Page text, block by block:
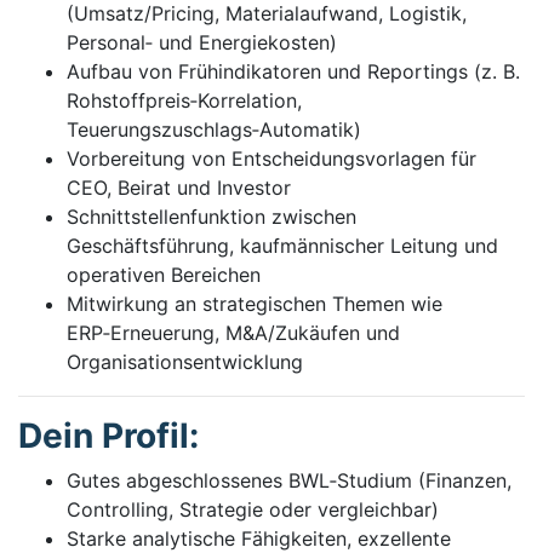
(Umsatz/Pricing, Materialaufwand, Logistik,
Personal‑ und Energiekosten)
Aufbau von Frühindikatoren und Reportings (z. B.
Rohstoffpreis‑Korrelation,
Teuerungszuschlags‑Automatik)
Vorbereitung von Entscheidungsvorlagen für
CEO, Beirat und Investor
Schnittstellenfunktion zwischen
Geschäftsführung, kaufmännischer Leitung und
operativen Bereichen
Mitwirkung an strategischen Themen wie
ERP‑Erneuerung, M&A/Zukäufen und
Organisationsentwicklung
Dein Profil:
Gutes abgeschlossenes BWL‑Studium (Finanzen,
Controlling, Strategie oder vergleichbar)
Starke analytische Fähigkeiten, exzellente